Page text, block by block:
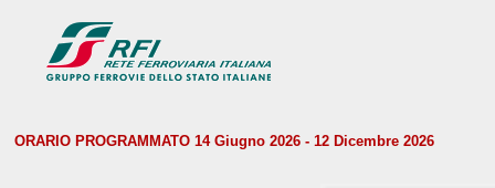
ORARIO PROGRAMMATO 14 Giugno 2026 - 12 Dicembre 2026